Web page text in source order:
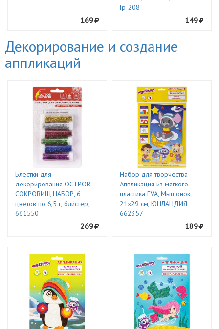
169
Гр-208
149
Декорирование и создание
аппликаций
Блестки для
декорирования ОСТРОВ
СОКРОВИЩ НАБОР, 6
цветов по 6,5 г, блистер,
661550
269
Набор для творчества
Аппликация из мягкого
пластика EVA, Мышонок,
21х29 см, ЮНЛАНДИЯ
662357
189